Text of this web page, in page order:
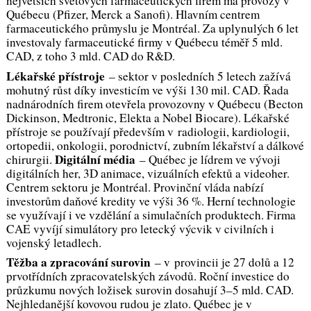
Québecu (Pfizer, Merck a Sanofi). Hlavním centrem
farmaceutického průmyslu je Montréal. Za uplynulých 6 let
investovaly farmaceutické firmy v Québecu téměř 5 mld.
CAD, z toho 3 mld. CAD do R&D.
Lékařské přístroje – sektor v posledních 5 letech zažívá
mohutný růst díky investicím ve výši 130 mil. CAD. Řada
nadnárodních firem otevřela provozovny v Québecu (Becton
Dickinson, Medtronic, Elekta a Nobel Biocare). Lékařské
přístroje se používají především v radiologii, kardiologii,
ortopedii, onkologii, porodnictví, zubním lékařství a dálkové
chirurgii. Digitální média – Québec je lídrem ve vývoji
digitálních her, 3D animace, vizuálních efektů a videoher.
Centrem sektoru je Montréal. Provinční vláda nabízí
investorům daňové kredity ve výši 36 %. Herní technologie
se využívají i ve vzdělání a simulačních produktech. Firma
CAE vyvíjí simulátory pro letecký výcvik v civilních i
vojenský letadlech.
Těžba a zpracování surovin – v provincii je 27 dolů a 12
prvotřídních zpracovatelských závodů. Roční investice do
průzkumu nových ložisek surovin dosahují 3–5 mld. CAD.
Nejhledanější kovovou rudou je zlato. Québec je v